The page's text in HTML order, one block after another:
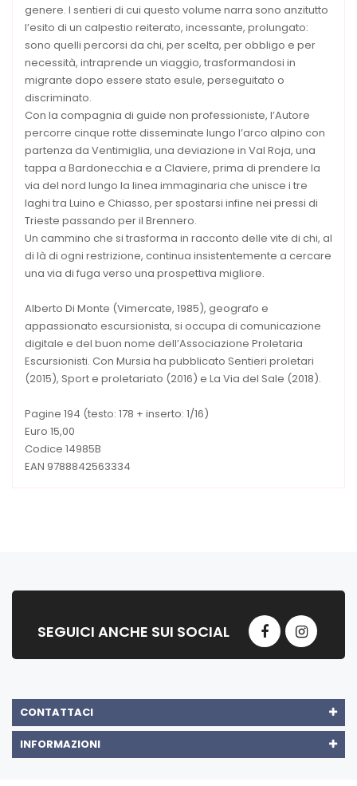
genere. I sentieri di cui questo volume narra sono anzitutto
l’esito di un calpestio reiterato, incessante, prolungato:
sono quelli percorsi da chi, per scelta, per obbligo e per
necessità, intraprende un viaggio, trasformandosi in
migrante dopo essere stato esule, perseguitato o
discriminato.
Con la compagnia di guide non professioniste, l’Autore
percorre cinque rotte disseminate lungo l’arco alpino con
partenza da Ventimiglia, una deviazione in Val Roja, una
tappa a Bardonecchia e a Claviere, prima di prendere la
via del nord lungo la linea immaginaria che unisce i tre
laghi tra Luino e Chiasso, per spostarsi infine nei pressi di
Trieste passando per il Brennero.
Un cammino che si trasforma in racconto delle vite di chi, al
di là di ogni restrizione, continua insistentemente a cercare
una via di fuga verso una prospettiva migliore.
Alberto Di Monte (Vimercate, 1985), geografo e
appassionato escursionista, si occupa di comunicazione
digitale e del buon nome dell’Associazione Proletaria
Escursionisti. Con Mursia ha pubblicato Sentieri proletari
(2015), Sport e proletariato (2016) e La Via del Sale (2018).
Pagine 194 (testo: 178 + inserto: 1/16)
Euro 15,00
Codice 14985B
EAN 9788842563334
SEGUICI ANCHE SUI SOCIAL
CONTATTACI
INFORMAZIONI